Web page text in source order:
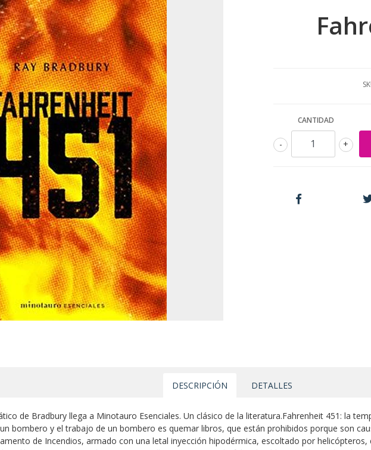
CANTIDAD
+
-
DESCRIPCIÓN DETALLES
de Bradbury llega a Minotauro Esenciales. Un clásico de la literatura.Fahrenheit 451: la
bombero y el trabajo de un bombero es quemar libros, que están prohibidos porque son
de Incendios, armado con una letal inyección hipodérmica, escoltado por